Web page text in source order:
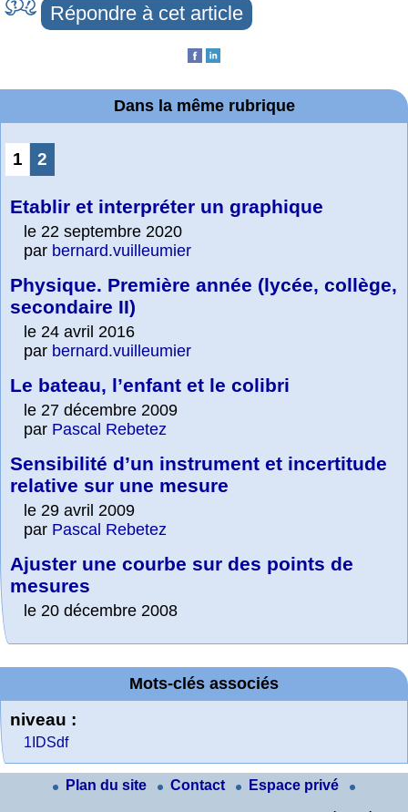
Répondre à cet article
Dans la même rubrique
1 2
Etablir et interpréter un graphique
le 22 septembre 2020
par bernard.vuilleumier
Physique. Première année (lycée, collège,
secondaire II)
le 24 avril 2016
par bernard.vuilleumier
Le bateau, l’enfant et le colibri
le 27 décembre 2009
par Pascal Rebetez
Sensibilité d’un instrument et incertitude
relative sur une mesure
le 29 avril 2009
par Pascal Rebetez
Ajuster une courbe sur des points de
mesures
le 20 décembre 2008
Mots-clés associés
niveau :
1IDSdf
Plan du site Contact Espace privé